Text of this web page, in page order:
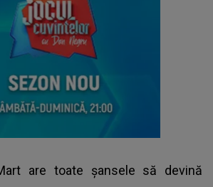
are toate şansele să devină